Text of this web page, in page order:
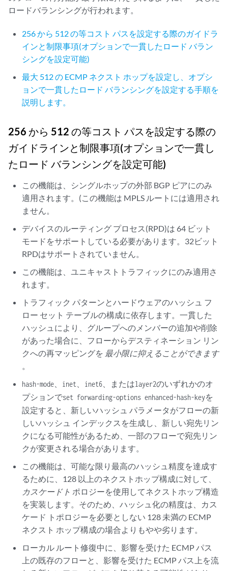
ロードバランシングが行われます。
256 から 512 の等コスト パスを設定する際のガイドラ
インと制限事項(オプションで一貫したロード バラン
シングを設定可能)
最大 512 の ECMP ネクスト ホップを設定し、オプシ
ョンで一貫したロード バランシングを設定する手順を
説明します。
256 から 512 の等コスト パスを設定する際の
ガイドラインと制限事項(オプションで一貫し
たロード バランシングを設定可能)
この機能は、シングルホップの外部 BGP ピアにのみ
適用されます。(この機能は MPLS ルートには適用され
ません。
デバイスのルーティング プロセス(RPD)は 64 ビット
モードをサポートしている必要があります。32ビット
RPDはサポートされていません。
この機能は、ユニキャストトラフィックにのみ適用さ
れます。
トラフィック パターンとハードウェアのハッシュ フ
ロー セット テーブルの構成に依存します。一貫した
ハッシュにより、グループへのメンバーの追加や削除
があった場合に、フローからデスティネーション リン
クへの再マッピングを 最小限に抑えることができます
hash-mode inet inet6 、またはlayer2のいずれかのオ
プションでset forwarding-options enhanced-hash-keyを
設定すると、新しいハッシュ パラメータがフローの新
しいハッシュ インデックスを生成し、新しい宛先リン
クになる可能性があるため、一部のフローで宛先リン
クが変更される場合があります。
この機能は、可能な限り最高のハッシュ精度を達成す
るために、128 以上のネクストホップ構成に対して、
カスケードト ポロジーを使用してネクストホップ構造
を実装します。そのため、ハッシュ化の精度は、カス
ケード トポロジーを必要としない 128 未満の ECMP
ネクスト ホップ構成の場合よりもやや劣ります。
ローカル ルート修復中に、影響を受けた ECMP パス
上の既存のフローと、影響を受けた ECMP パス上を流